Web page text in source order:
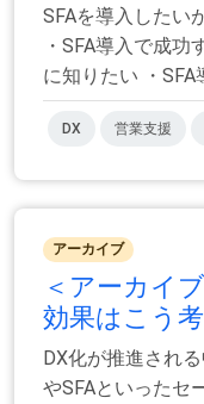
SFAを導入したい
・SFA導入で成
に知りたい ・SFA
DX 営業支援
アーカイブ
＜アーカイ
効果はこう
DX化が推進され
やSFAといったセ